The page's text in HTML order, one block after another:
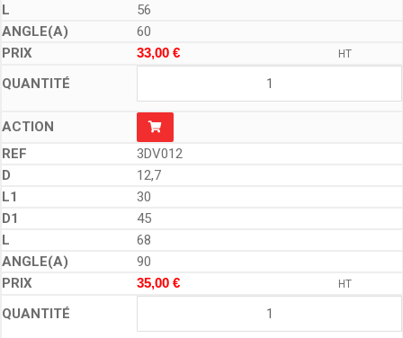
56
60
33,00 € HT
3DV012
12,7
30
45
68
90
35,00 € HT